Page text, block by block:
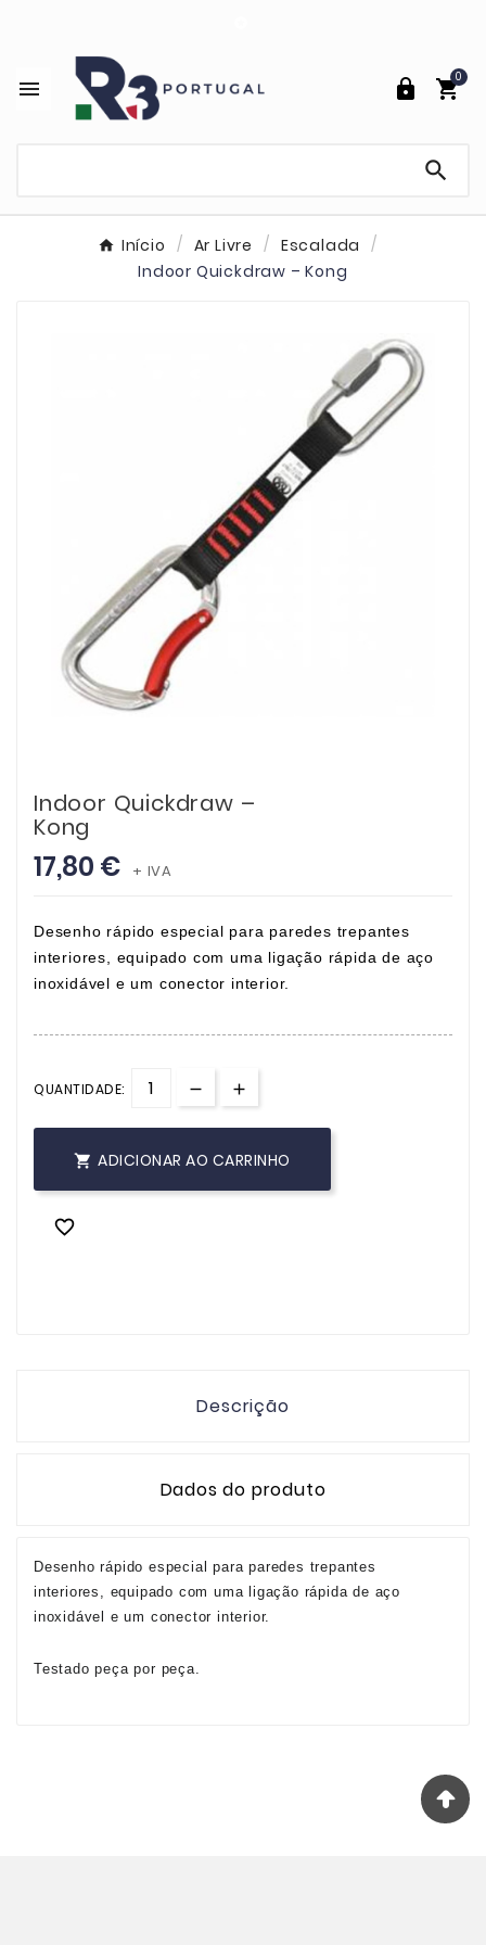
  
0

Início Ar Livre
Escalada
Indoor Quickdraw – Kong
Indoor Quickdraw –
Kong
17,80 € + IVA
Desenho rápido especial para paredes trepantes
interiores, equipado com uma ligação rápida de aço
inoxidável e um conector interior.
QUANTIDADE:
 ADICIONAR AO CARRINHO

Descrição
Dados do produto
Desenho rápido especial para paredes trepantes
interiores, equipado com uma ligação rápida de aço
inoxidável e um conector interior.
Testado peça por peça.